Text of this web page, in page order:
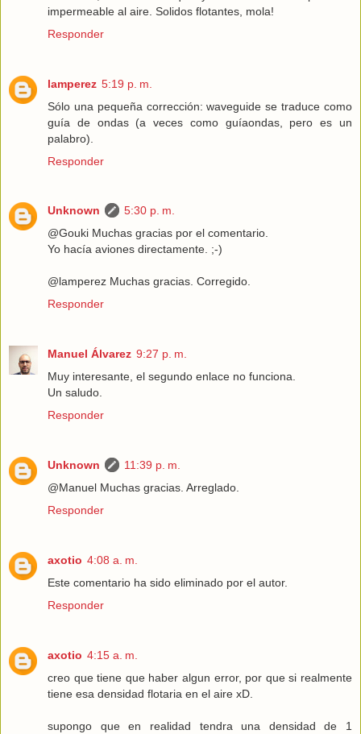
impermeable al aire. Solidos flotantes, mola!
Responder
lamperez 5:19 p. m.
Sólo una pequeña corrección: waveguide se traduce como
guía de ondas (a veces como guíaondas, pero es un
palabro).
Responder
Unknown
5:30 p. m.
@Gouki Muchas gracias por el comentario.
Yo hacía aviones directamente. ;-)
@lamperez Muchas gracias. Corregido.
Responder
Manuel Álvarez 9:27 p. m.
Muy interesante, el segundo enlace no funciona.
Un saludo.
Responder
Unknown
11:39 p. m.
@Manuel Muchas gracias. Arreglado.
Responder
axotio 4:08 a. m.
Este comentario ha sido eliminado por el autor.
Responder
axotio 4:15 a. m.
creo que tiene que haber algun error, por que si realmente
tiene esa densidad flotaria en el aire xD.
supongo que en realidad tendra una densidad de 1